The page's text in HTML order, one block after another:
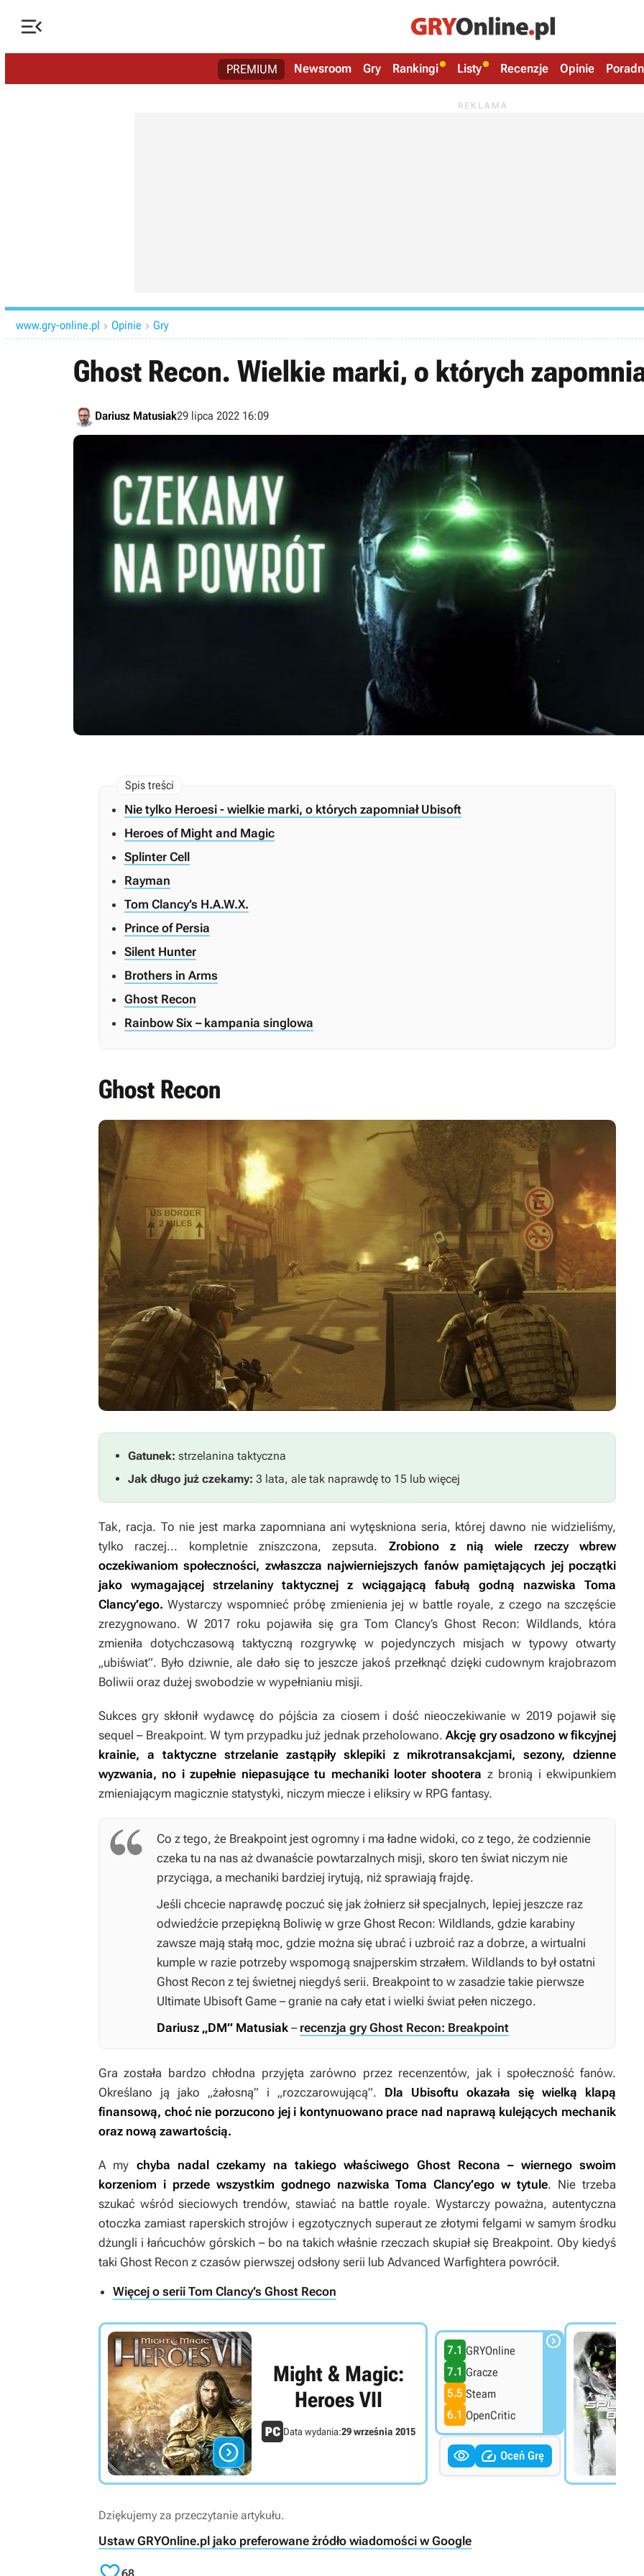

PREMIUM Newsroom Gry Rankingi Listy Recenzje Opinie
www.gry-online.pl  Opinie  Gry
Ghost Recon. Wielkie marki, o których
Dariusz Matusiak29 lipca 2022 16:09
Nie tylko Heroesi - wielkie marki, o których zapomniał Ubisoft
Heroes of Might and Magic
Splinter Cell
Rayman
Tom Clancy’s H.A.W.X.
Prince of Persia
Silent Hunter
Brothers in Arms
Ghost Recon
Rainbow Six – kampania singlowa
Ghost Recon
Gatunek: strzelanina taktyczna
Jak długo już czekamy: 3 lata, ale tak naprawdę to 15 lub więcej
Tak, racja. To nie jest marka zapomniana ani wytęskniona seria, której dawno nie widzieliśmy,
tylko raczej... kompletnie zniszczona, zepsuta. Zrobiono z nią wiele rzeczy wbrew
oczekiwaniom społeczności, zwłaszcza najwierniejszych fanów pamiętających jej początki
jako wymagającej strzelaniny taktycznej z wciągającą fabułą godną nazwiska Toma
Clancy’ego. Wystarczy wspomnieć próbę zmienienia jej w battle royale, z czego na szczęście
zrezygnowano. W 2017 roku pojawiła się gra Tom Clancy’s Ghost Recon: Wildlands, która
zmieniła dotychczasową taktyczną rozgrywkę w pojedynczych misjach w typowy otwarty
„ubiświat”. Było dziwnie, ale dało się to jeszcze jakoś przełknąć dzięki cudownym krajobrazom
Boliwii oraz dużej swobodzie w wypełnianiu misji.
Sukces gry skłonił wydawcę do pójścia za ciosem i dość nieoczekiwanie w 2019 pojawił się
sequel – Breakpoint. W tym przypadku już jednak przeholowano.Akcję gry osadzono w fikcyjnej
krainie, a taktyczne strzelanie zastąpiły sklepiki z mikrotransakcjami, sezony, dzienne
wyzwania, no i zupełnie niepasujące tu mechaniki looter shootera z bronią i ekwipunkiem
zmieniającym magicznie statystyki, niczym miecze i eliksiry w RPG fantasy.
Co z tego, że Breakpoint jest ogromny i ma ładne widoki, co z tego, że codziennie
czeka tu na nas aż dwanaście powtarzalnych misji, skoro ten świat niczym nie
przyciąga, a mechaniki bardziej irytują, niż sprawiają frajdę.
Jeśli chcecie naprawdę poczuć się jak żołnierz sił specjalnych, lepiej jeszcze raz
odwiedźcie przepiękną Boliwię w grze Ghost Recon: Wildlands, gdzie karabiny
zawsze mają stałą moc, gdzie można się ubrać i uzbroić raz a dobrze, a wirtualni
kumple w razie potrzeby wspomogą snajperskim strzałem. Wildlands to był ostatni
Ghost Recon z tej świetnej niegdyś serii. Breakpoint to w zasadzie takie pierwsze
Ultimate Ubisoft Game – granie na cały etat i wielki świat pełen niczego.
Dariusz „DM” Matusiak – recenzja gry Ghost Recon: Breakpoint
Gra została bardzo chłodna przyjęta zarówno przez recenzentów, jak i społeczność fanów.
Określano ją jako „żałosną” i „rozczarowującą”. Dla Ubisoftu okazała się wielką klapą
finansową, choć nie porzucono jej i kontynuowano prace nad naprawą kulejących mechanik
oraz nową zawartością.
A my chyba nadal czekamy na takiego właściwego Ghost Recona – wiernego swoim
korzeniom i przede wszystkim godnego nazwiska Toma Clancy’ego w tytule. Nie trzeba
szukać wśród sieciowych trendów, stawiać na battle royale. Wystarczy poważna, autentyczna
otoczka zamiast raperskich strojów i egzotycznych superaut ze złotymi felgami w samym środku
dżungli i łańcuchów górskich – bo na takich właśnie rzeczach skupiał się Breakpoint. Oby kiedyś
taki Ghost Recon z czasów pierwszej odsłony serii lub Advanced Warfightera powrócił.
Więcej o serii Tom Clancy’s Ghost Recon

Might & Magic:
Heroes VII
Data wydania:29 września 2015
7.1 GRYOnline
7.1 Gracze
5.5 Steam
6.1 OpenCritic

  Oceń Grę
Dziękujemy za przeczytanie artykułu.
Ustaw GRYOnline.pl jako preferowane źródło wiadomości w Google
68